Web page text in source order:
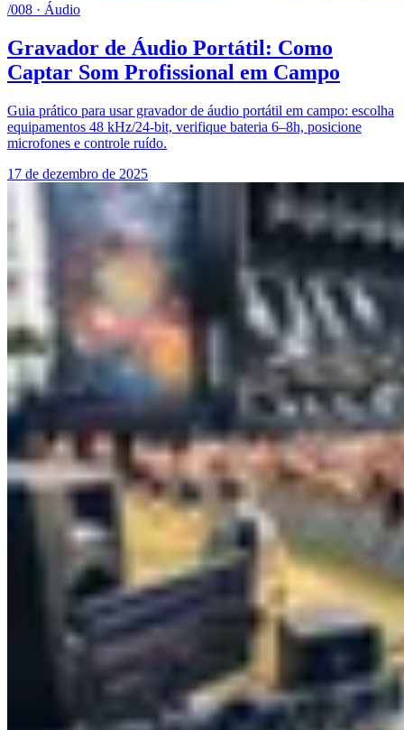
/008 · Áudio
Gravador de Áudio Portátil: Como
Captar Som Profissional em Campo
Guia prático para usar gravador de áudio portátil em campo: escolha
equipamentos 48 kHz/24-bit, verifique bateria 6–8h, posicione
microfones e controle ruído.
17 de dezembro de 2025